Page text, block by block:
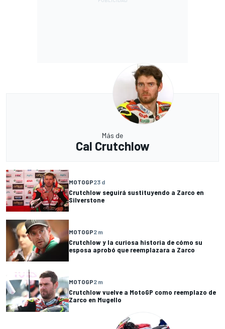
Más de
Cal Crutchlow
MOTOGP23 d
Crutchlow seguirá sustituyendo a Zarco en
Silverstone
MOTOGP2 m
Crutchlow y la curiosa historia de cómo su
esposa aprobó que reemplazara a Zarco
MOTOGP2 m
Crutchlow vuelve a MotoGP como reemplazo de
Zarco en Mugello